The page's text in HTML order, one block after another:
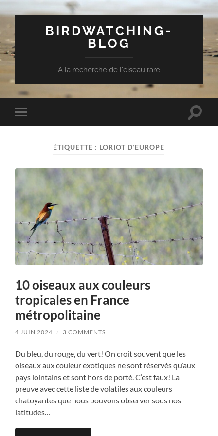
BIRDWATCHING-
BLOG
A la recherche de l'oiseau rare
Toggle
mobile
Toggle
ÉTIQUETTE : LORIOT D’EUROPE
10 oiseaux aux couleurs
tropicales en France
métropolitaine
4 JUIN 2024 / 3 COMMENTS
Du bleu, du rouge, du vert! On croit souvent que les
oiseaux aux couleur exotiques ne sont réservés qu’aux
pays lointains et sont hors de porté. C’est faux! La
preuve avec cette liste de volatiles aux couleurs
chatoyantes que nous pouvons observer sous nos
latitudes…